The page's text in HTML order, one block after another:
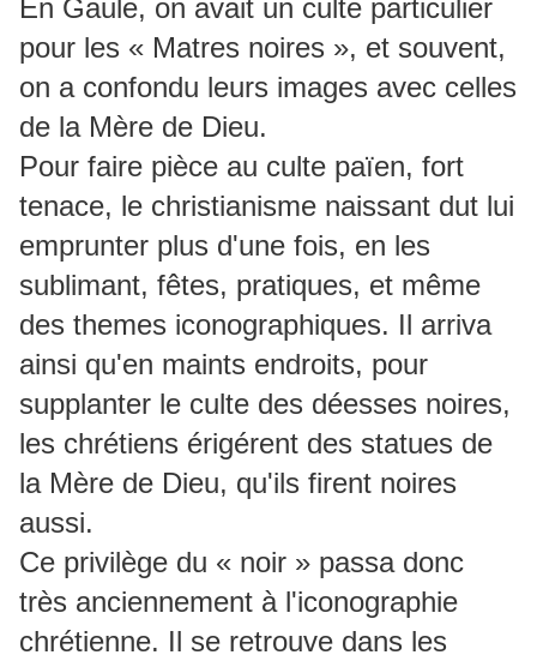
En Gaule, on avait un culte particulier
pour les « Matres noires », et souvent,
on a confondu leurs images avec celles
de la Mère de Dieu.
Pour faire pièce au culte païen, fort
tenace, le christianisme naissant dut lui
emprunter plus d'une fois, en les
sublimant, fêtes, pratiques, et même
des themes iconographiques. Il arriva
ainsi qu'en maints endroits, pour
supplanter le culte des déesses noires,
les chrétiens érigérent des statues de
la Mère de Dieu, qu'ils firent noires
aussi.
Ce privilège du « noir » passa donc
très anciennement à l'iconographie
chrétienne. Il se retrouve dans les